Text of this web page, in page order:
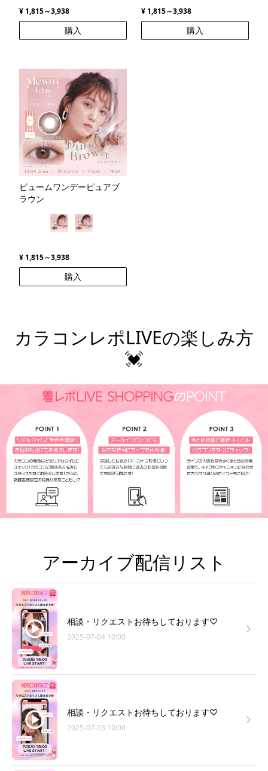
¥ 1,815～3,938
購入
¥ 1,815～3,938
購入
ビュームワンデーピュアブ
ラウン
¥ 1,815～3,938
購入
カラコンレポLIVEの楽しみ方
💓
アーカイブ配信リスト
相談・リクエストお待ちしております♡
2025-07-04 10:00
相談・リクエストお待ちしております♡
2025-07-03 10:00